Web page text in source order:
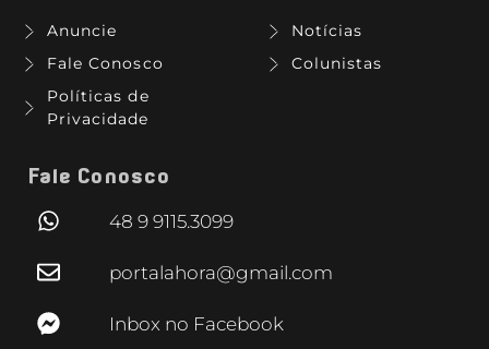
Anuncie
Fale Conosco
Políticas de
Privacidade
Notícias
Colunistas
Fale Conosco
48 9 9115.3099
portalahora@gmail.com
Inbox no Facebook